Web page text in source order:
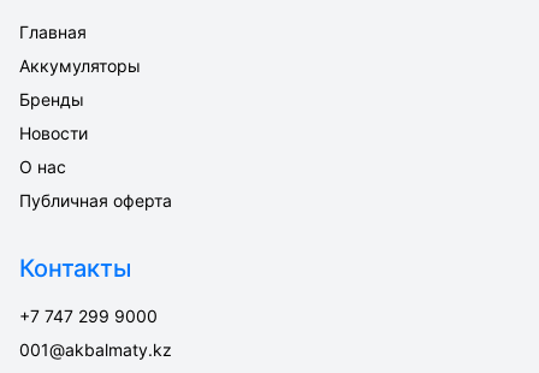
Главная
Аккумуляторы
Бренды
Новости
О нас
Публичная оферта
Контакты
+7 747 299 9000
001@akbalmaty.kz